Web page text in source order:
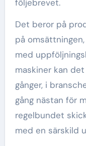
följebrevet.
Det beror på
på
med
maskiner kan
gånger, i
gång nästan för
regelbundet
med en särskild